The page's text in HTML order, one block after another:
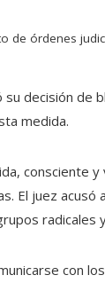
de órdenes
decisión de
medida.
consciente
El juez
radicales
con